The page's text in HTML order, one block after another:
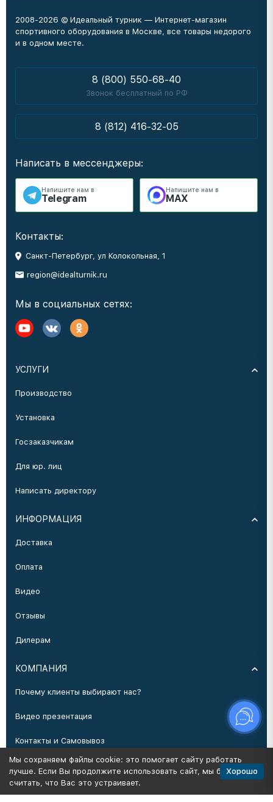
2008-2026 © Идеальный турник — Интернет-магазин
спортивного оборудования в Москве, все товары недорого
и в одном месте.
8 (800) 550-68-40
Звонок бесплатный по РФ
8 (812) 416-32-05
Написать в мессенджеры:
Напишите нам в
Telegram
Напишите нам в
MAX
Контакты:
Санкт-Петербург, ул Колокольная, 1
region@idealturnik.ru
Мы в социальных сетях:
УСЛУГИ
Производство
Установка
Госзаказчикам
Для юр. лиц
Написать директору
ИНФОРМАЦИЯ
Доставка
Оплата
Видео
Отзывы
Дилерам
КОМПАНИЯ
Почему клиенты выбирают нас?
Видео презентация
Контакты и Самовывоз
Производство
Мы сохраняем файлы cookie: это помогает сайту работать
лучше. Если Вы продолжите использовать сайт, мы будем
считать, что Вас это устраивает.
Хорошо